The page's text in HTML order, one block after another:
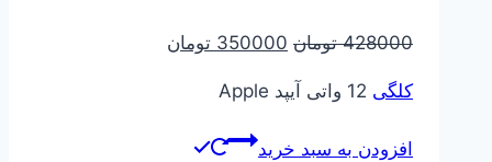
428000 تومان قیمت
350000 تومان
کلگی
افزودن به سبد خرید